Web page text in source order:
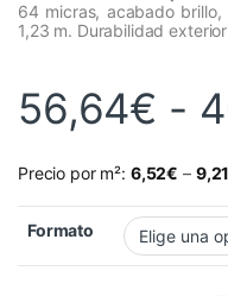
64 micras, acabado brillo,
1,23 m. Durabilidad
56,64€ -
Precio por m²: 6,52€ –
Formato